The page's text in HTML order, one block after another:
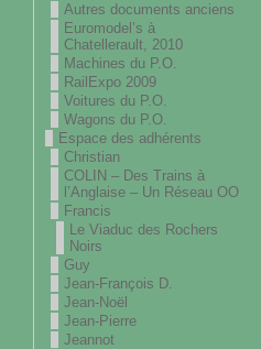
Autres documents anciens
Euromodel’s à
Chatellerault, 2010
Machines du P.O.
RailExpo 2009
Voitures du P.O.
Wagons du P.O.
Espace des adhérents
Christian
COLIN – Des Trains à
l’Anglaise – Un Réseau OO
Francis
Le Viaduc des Rochers
Noirs
Guy
Jean-François D.
Jean-Noël
Jean-Pierre
Jeannot